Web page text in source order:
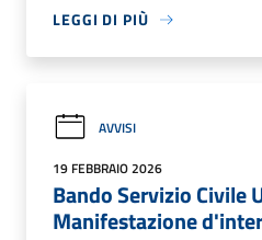
LEGGI DI PIÙ
AVVISI
19 FEBBRAIO 2026
Bando Servizio Civile
Manifestazione